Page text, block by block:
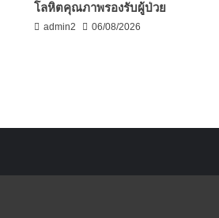
โลหิตคุณภาพรองรับผู้ป่วย
admin2 06/08/2026